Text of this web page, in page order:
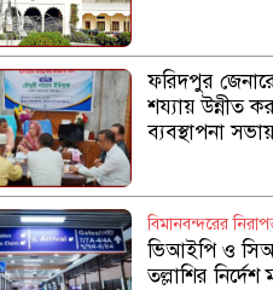
ফরিদপুর
শয্যায় উন্নীত
ব্যবস্থাপনা
বিমানবন্দরের
ভিআইপি ও
তল্লাশির নির্দেশ